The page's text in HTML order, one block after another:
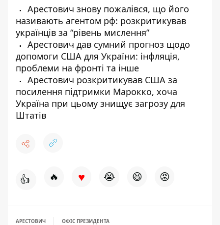
Арестович знову пожалівся, що його
називають агентом рф: розкритикував
українців за “рівень мислення”
Арестович дав сумний прогноз щодо
допомоги США для України: інфляція,
проблеми на фронті та інше
Арестович розкритикував США за
посилення підтримки Марокко, хоча
Україна при цьому знищує загрозу для
Штатів
👍 🔥 ♥ 😭 😆 😡
АРЕСТОВИЧ ОФІС ПРЕЗИДЕНТА